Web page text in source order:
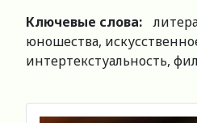
Ключевые слова:
юношества,
интертекстуальность,